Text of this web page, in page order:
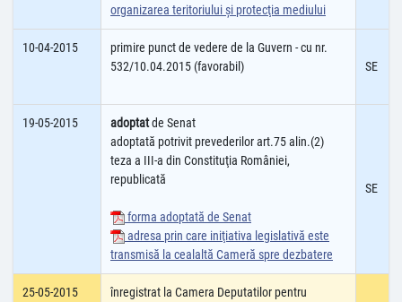
organizarea teritoriului şi protecţia mediului
10-04-2015
primire punct de vedere de la Guvern - cu nr.
532/10.04.2015 (favorabil)
SE
19-05-2015 adoptatde Senat
adoptată potrivit prevederilor art.75 alin.(2)
teza a III-a din Constituţia României,
republicată
forma adoptată de Senat
adresa prin care iniţiativa legislativă este
transmisă la cealaltă Cameră spre dezbatere
SE
25-05-2015
înregistrat la Camera Deputatilor pentru